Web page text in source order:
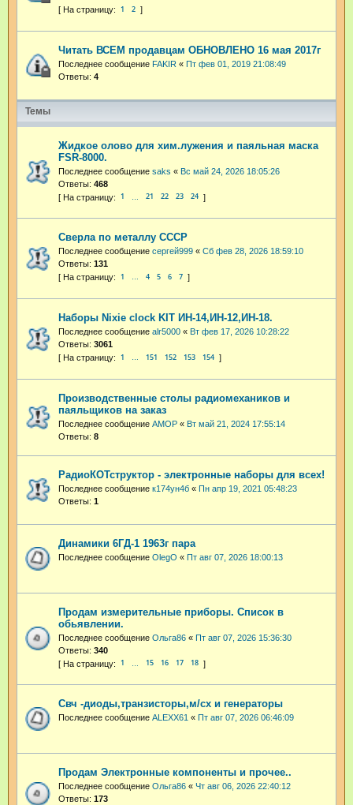
1 2
Читать ВСЕМ продавцам ОБНОВЛЕНО 16 мая 2017г
Последнее сообщение FAKIR « Пт фев 01, 2019 21:08:49
Ответы: 4
Темы
Жидкое олово для хим.лужения и паяльная маска
FSR-8000.
Последнее сообщение saks « Вс май 24, 2026 18:05:26
Ответы: 468
1 21 22 23 24
Сверла по металлу СССР
Последнее сообщение сергей999 « Сб фев 28, 2026 18:59:10
Ответы: 131
1 … 4 5 6 7
Наборы Nixie clock KIT ИН-14,ИН-12,ИН-18.
Последнее сообщение alr5000 « Вт фев 17, 2026 10:28:22
Ответы: 3061
1 … 151 152 153 154
Производственные столы радиомехаников и
паяльщиков на заказ
Последнее сообщение АМОР « Вт май 21, 2024 17:55:14
Ответы: 8
РадиоКОТструктор - электронные наборы для всех!
Последнее сообщение к174ун4б « Пн апр 19, 2021 05:48:23
Ответы: 1
Динамики 6ГД-1 1963г пара
Последнее сообщение OlegO « Пт авг 07, 2026 18:00:13
Продам измерительные приборы. Список в
обьявлении.
Последнее сообщение Ольга86 « Пт авг 07, 2026 15:36:30
Ответы: 340
1 15 16 17 18
Свч -диоды,транзисторы,м/сх и генераторы
Последнее сообщение ALEXX61 « Пт авг 07, 2026 06:46:09
Продам Электронные компоненты и прочее..
Последнее сообщение Ольга86 « Чт авг 06, 2026 22:40:12
Ответы: 173